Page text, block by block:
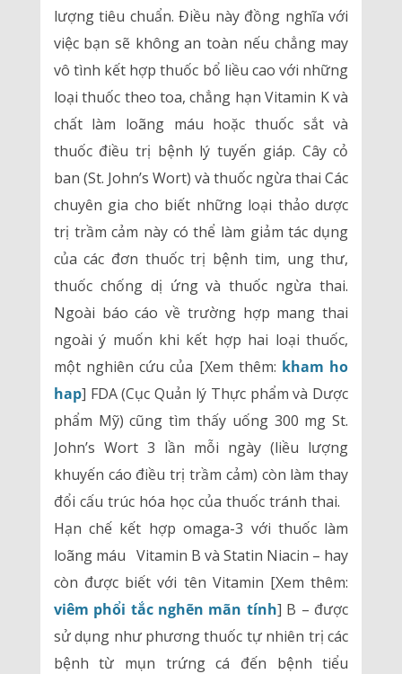
lượng tiêu chuẩn. Điều này đồng nghĩa với
việc bạn sẽ không an toàn nếu chẳng may
vô tình kết hợp thuốc bổ liều cao với những
loại thuốc theo toa, chẳng hạn Vitamin K và
chất làm loãng máu hoặc thuốc sắt và
thuốc điều trị bệnh lý tuyến giáp. Cây cỏ
ban (St. John’s Wort) và thuốc ngừa thai Các
chuyên gia cho biết những loại thảo dược
trị trầm cảm này có thể làm giảm tác dụng
của các đơn thuốc trị bệnh tim, ung thư,
thuốc chống dị ứng và thuốc ngừa thai.
Ngoài báo cáo về trường hợp mang thai
ngoài ý muốn khi kết hợp hai loại thuốc,
một nghiên cứu của [Xem thêm: kham ho
hap] FDA (Cục Quản lý Thực phẩm và Dược
phẩm Mỹ) cũng tìm thấy uống 300 mg St.
John’s Wort 3 lần mỗi ngày (liều lượng
khuyến cáo điều trị trầm cảm) còn làm thay
đổi cấu trúc hóa học của thuốc tránh thai.
Hạn chế kết hợp omaga-3 với thuốc làm
loãng máu Vitamin B và Statin Niacin – hay
còn được biết với tên Vitamin [Xem thêm:
viêm phổi tắc nghẽn mãn tính] B – được
sử dụng như phương thuốc tự nhiên trị các
bệnh từ mụn trứng cá đến bệnh tiểu